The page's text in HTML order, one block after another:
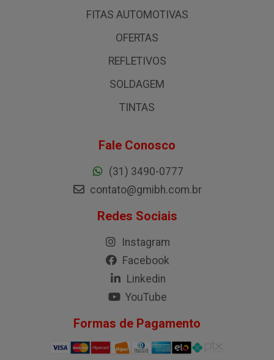
FITAS AUTOMOTIVAS
OFERTAS
REFLETIVOS
SOLDAGEM
TINTAS
Fale Conosco
(31) 3490-0777
contato@gmibh.com.br
Redes Sociais
Instagram
Facebook
Linkedin
YouTube
Formas de Pagamento